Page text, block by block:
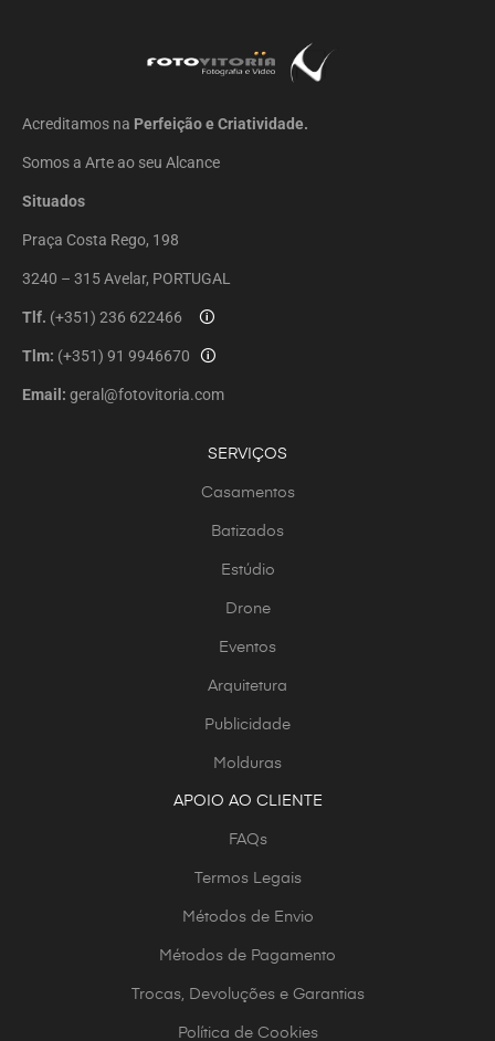
Acreditamos na Perfeição e Criatividade.
Somos a Arte ao seu Alcance
Situados
Praça Costa Rego, 198
3240 – 315 Avelar, PORTUGAL
Tlf. (+351) 236 622466 🛈
Tlm: (+351) 91 9946670 🛈
Email: geral@fotovitoria.com
SERVIÇOS
Casamentos
Batizados
Estúdio
Drone
Eventos
Arquitetura
Publicidade
Molduras
APOIO AO CLIENTE
FAQs
Termos Legais
Métodos de Envio
Métodos de Pagamento
Trocas, Devoluções e Garantias
Política de Cookies